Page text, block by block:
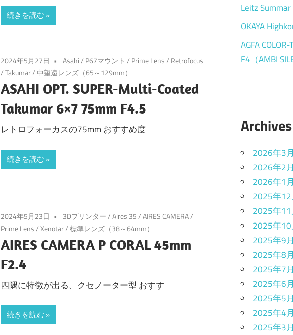
続きを読む
2024年5月27日 Asahi/ P67マウント / Prime Lens/ Retrofocus
/Takumar/中望遠レンズ（65～129mm）
ASAHI OPT. SUPER-Multi-Coated
Takumar 6×7 75mm F4.5
レトロフォーカスの75mm おすすめ度
続きを読む
2024年5月23日 3Dプリンター/Aires 35/AIRES CAMERA/
Prime Lens/Xenotar/標準レンズ（38～64mm）
AIRES CAMERA P CORAL 45mm
F2.4
四隅に特徴が出る、クセノーター型 おすす
続きを読む
Leitz
OKAYA
AGFA
F4（AMBI
Archives
2026年3月
2026年2月
2026年1月
2025年12
2025年11
2025年10
2025年9月
2025年8月
2025年7月
2025年6月
2025年5月
2025年4月
2025年3月